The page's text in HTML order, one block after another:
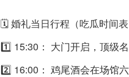
🗓️ 婚礼当日行程（吃瓜时间表
1️⃣ 15:30： 大门开启，顶级名
2️⃣ 16:00： 鸡尾酒会在场馆